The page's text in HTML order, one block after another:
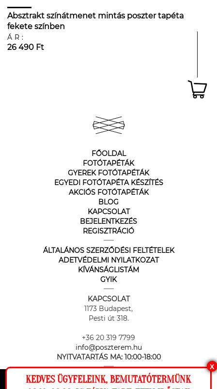
Absztrakt színátmenet mintás poszter tapéta
fekete színben
ÁR:
26 490 Ft
FŐOLDAL
FOTÓTAPÉTÁK
GYEREK FOTÓTAPÉTÁK
EGYEDI FOTÓTAPÉTA KÉSZÍTÉS
AKCIÓS FOTÓTAPÉTÁK
BLOG
KAPCSOLAT
BEJELENTKEZÉS
REGISZTRÁCIÓ
ÁLTALÁNOS SZERZŐDÉSI FELTÉTELEK
ADETVÉDELMI NYILATKOZAT
KÍVÁNSÁGLISTÁM
GYIK
KAPCSOLAT
1173 Budapest,
Pesti út 318.
+36 20 319 7799
info@poszterem.hu
NYITVATARTÁS MA: 10:00-18:00
X
KEDVES ÜGYFELEINK, BEMUTATÓTERMÜNK